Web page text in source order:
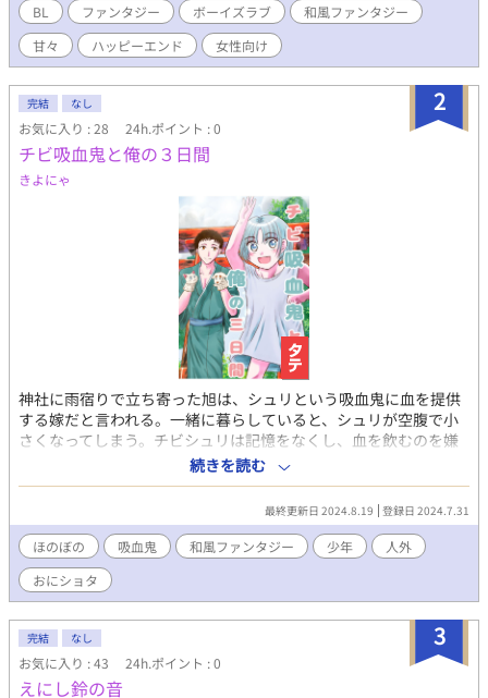
文化等とは一切関係ございません。
✼••┈┈┈┈••✼••┈┈┈┈••✼
BL ファンタジー ボーイズラブ
和風ファンタジー
甘々
ハッピーエンド 女性向け
2
完結 なし
お気に入り : 28 24h.ポイント : 0
チビ吸血鬼と俺の３日間
きよにゃ
神社に雨宿りで立ち寄った旭は、シュリという吸血鬼に血を提供
する嫁だと言われる。一緒に暮らしていると、シュリが空腹で小
さくなってしまう。チビシュリは記憶をなくし、血を飲むのを嫌
がるが、日に日に体力がなくなっていく。旭は嘘をついてチビシ
ュリに血を飲ませることに成功するが……？
続きを読む
最終更新日 2024.8.19 登録日 2024.7.31
ほのぼの 吸血鬼 和風ファンタジー 少年
人外
おにショタ
3
完結 なし
お気に入り : 43 24h.ポイント : 0
えにし鈴の音